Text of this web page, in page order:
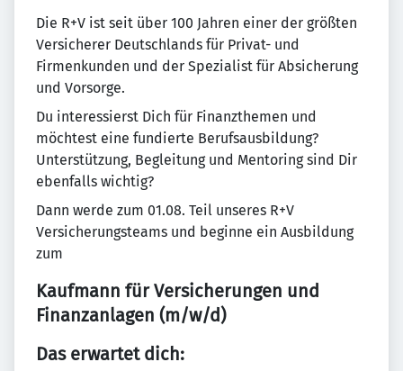
Die R+V ist seit über 100 Jahren einer der größten
Versicherer Deutschlands für Privat- und
Firmenkunden und der Spezialist für Absicherung
und Vorsorge.
Du interessierst Dich für Finanzthemen und
möchtest eine fundierte Berufsausbildung?
Unterstützung, Begleitung und Mentoring sind Dir
ebenfalls wichtig?
Dann werde zum 01.08. Teil unseres R+V
Versicherungsteams und beginne ein Ausbildung
zum
Kaufmann für Versicherungen und
Finanzanlagen (m/w/d)
Das erwartet dich: